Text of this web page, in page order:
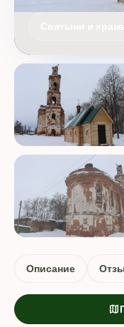
Описание
map